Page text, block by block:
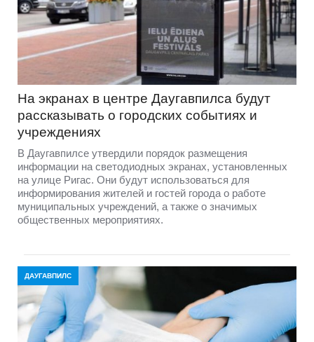
На экранах в центре Даугавпилса будут
рассказывать о городских событиях и
учреждениях
В Даугавпилсе утвердили порядок размещения
информации на светодиодных экранах, установленных
на улице Ригас. Они будут использоваться для
информирования жителей и гостей города о работе
муниципальных учреждений, а также о значимых
общественных мероприятиях.
ДАУГАВПИЛС